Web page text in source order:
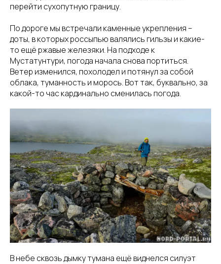
перейти сухопутную границу.
По дороге мы встречали каменные укрепления –
доты, в которых россыпью валялись гильзы и какие-
то ещё ржавые железяки. На подходе к
Мустатунтури, погода начала снова портиться.
Ветер изменился, похолодел и потянул за собой
облака, туманность и морось. Вот так, буквально, за
какой-то час кардинально сменилась погода.
В небе сквозь дымку тумана ещё виднелся силуэт